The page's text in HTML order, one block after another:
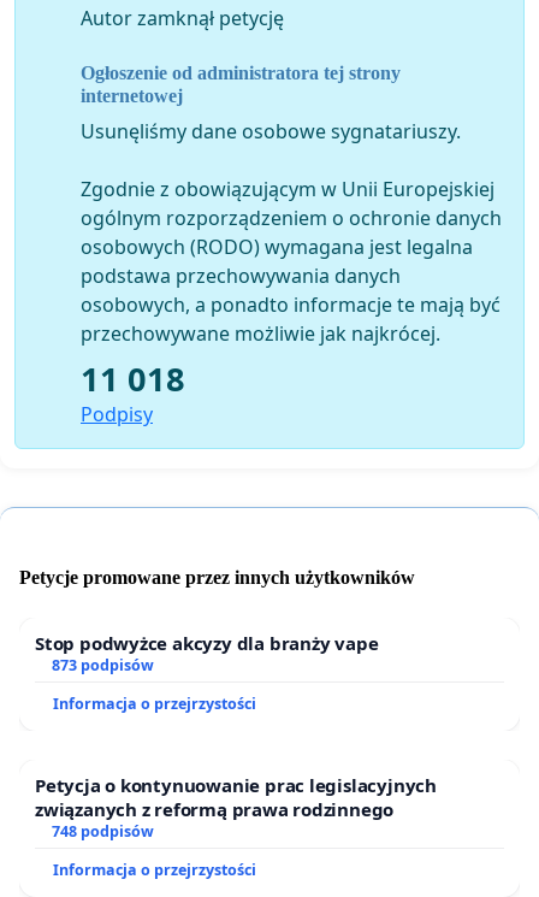
zwłaszcza gdy symbolikę religijną wykorzystano w
Europejski Trybunał Praw Człowieka podkreślił, że:
"wolność wyrażania opinii rozciąga się również na idee,
które obrażają, szokują lub poruszają. W pluralistycznym,
wolność manifestowania wyznania nie mogą racjonalnie
oczekiwać, iż zostaną zwolnione z wszelkiej krytyki". (skarga
9317/14).
Żądamy usunięcia art. 196 z polskiego kodeksu
karnego. Celem wykreślenia art. 196 jest realizacja art.
54 i 73 polskiej Konstytucji – zapewnienie wolności
wyrażania poglądów oraz pozyskiwania i
rozpowszechniania informacji, zapewnienie wolności
twórczości artystycznej i wolności korzystania z dóbr
którego naruszenia winny być egzekwowane na drodze
Fundacja Wolność od Religii
Ordo Blasfemia – Campaign by Nergal
Autor zamknął petycję
Ogłoszenie od administratora tej strony
internetowej
Usunęliśmy dane osobowe sygnatariuszy.
Zgodnie z obowiązującym w Unii Europejskiej
ogólnym rozporządzeniem o ochronie danych
osobowych (RODO) wymagana jest legalna
podstawa przechowywania danych
osobowych, a ponadto informacje te mają być
przechowywane możliwie jak najkrócej.
11 018
Podpisy
Petycje promowane przez innych użytkowników
Stop podwyżce akcyzy dla branży vape
873 podpisów
Informacja o przejrzystości
Petycja o kontynuowanie prac legislacyjnych
związanych z reformą prawa rodzinnego
748 podpisów
Informacja o przejrzystości